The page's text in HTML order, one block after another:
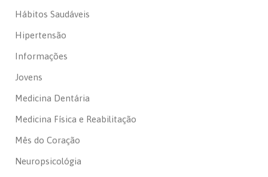
Hábitos Saudáveis
Hipertensão
Informações
Jovens
Medicina Dentária
Medicina Física e Reabilitação
Mês do Coração
Neuropsicológia